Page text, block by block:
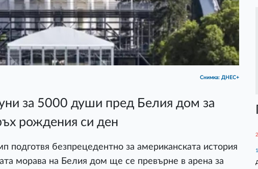
Снимка: ДНЕС+
за 5000 души пред Белия дом за
рождения си ден
подготвя безпрецедентно за американската история
морава на Белия дом ще се превърне в арена за